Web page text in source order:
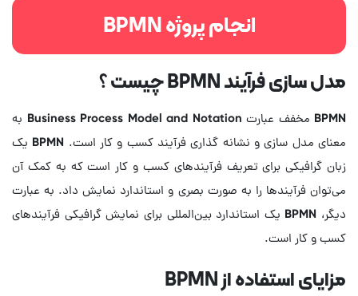
انجام پروژه BPMN
مدل سازی فرآیند BPMN چیست ؟
BPMN مخفف عبارت Business Process Model and Notation به
معنای مدل سازی و نشانه گذاری فرآیند کسب و کار است. BPMN یک
زبان گرافیکی برای تعریف فرآیندهای کسب و کار است که به کمک آن
می‌توان فرآیندها را به صورت بصری و استاندارد نمایش داد. به عبارت
دیگر، BPMN یک استاندارد بین‌المللی برای نمایش گرافیکی فرآیندهای
کسب و کار است.
مزایای استفاده از BPMN